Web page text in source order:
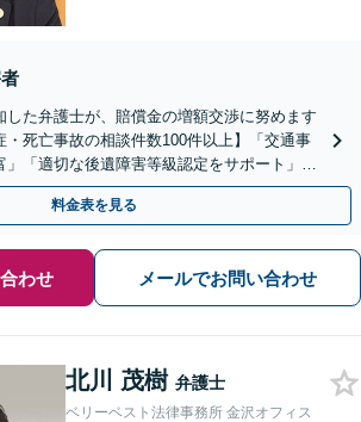
した弁護士が、賠償金の増額交渉に努めます
・死亡事故の相談件数100件以上】「交通事
「適切な後遺障害等級認定をサポート」
にも対応」【電話・メール相談可】
料金表を見る
わせ メールでお問い合わせ
北川 茂樹 弁護士
ベリーベスト法律事務所 金沢オフィス